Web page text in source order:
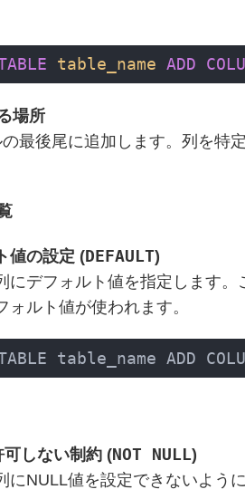
table_name ADD
場所
最後尾に追加します。列を特
値の設定 (DEFAULT)
にデフォルト値を指定します。
ォルト値が使われます。
table_name ADD
しない制約 (NOT NULL)
にNULL値を設定できないように